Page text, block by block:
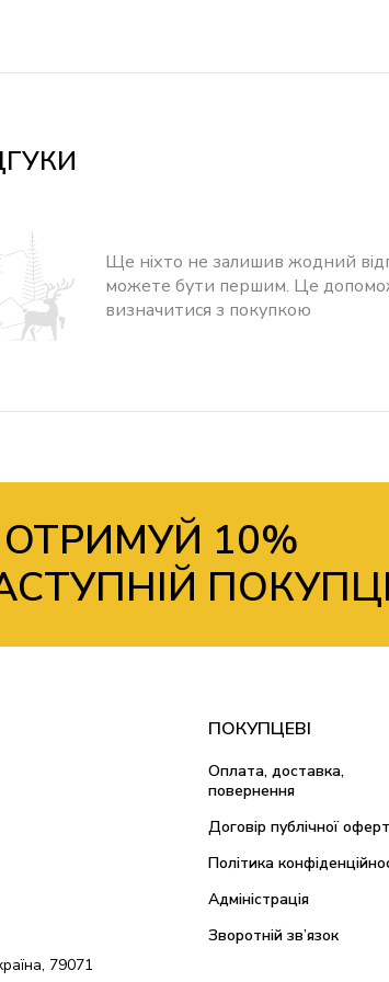
Ще ніхто не залишив жодний
можете бути першим. Це
визначитися з покупкою
10%
ПОКУПЦІ
79071
ПОКУПЦЕВІ
Оплата, доставка,
повернення
Договір публічної
Політика
Адміністрація
Зворотній зв’язок